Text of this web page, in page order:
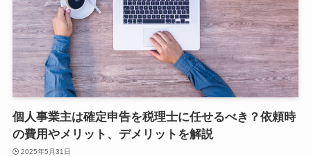
個人事業主は確定申告を税理士に任せるべき？依頼時
の費用やメリット、デメリットを解説
2025年5月31日